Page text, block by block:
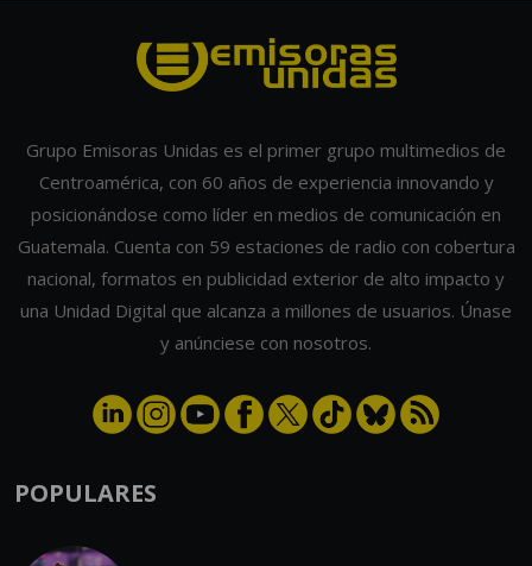
Grupo Emisoras Unidas es el primer grupo multimedios de
Centroamérica, con 60 años de experiencia innovando y
posicionándose como líder en medios de comunicación en
Guatemala. Cuenta con 59 estaciones de radio con cobertura
nacional, formatos en publicidad exterior de alto impacto y
una Unidad Digital que alcanza a millones de usuarios. Únase
y anúnciese con nosotros.
POPULARES